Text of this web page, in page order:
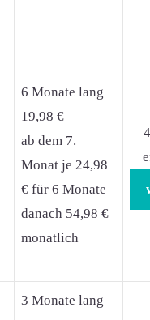
6 Monate lang
19,98 €
ab dem 7.
Monat je 24,98
€ für 6 Monate
danach 54,98 €
monatlich
3 Monate lang